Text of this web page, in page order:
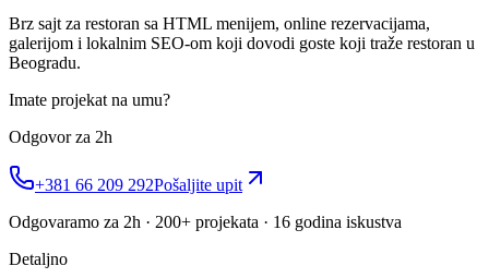
Brz sajt za restoran sa HTML menijem, online rezervacijama,
galerijom i lokalnim SEO-om koji dovodi goste koji traže restoran u
Beogradu.
Imate projekat na umu?
Odgovor za 2h
+381 66 209 292Pošaljite upit
Odgovaramo za 2h · 200+ projekata · 16 godina iskustva
Detaljno